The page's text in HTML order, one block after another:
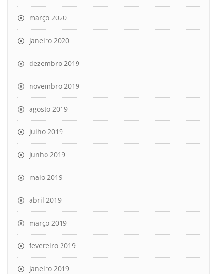
março 2020
janeiro 2020
dezembro 2019
novembro 2019
agosto 2019
julho 2019
junho 2019
maio 2019
abril 2019
março 2019
fevereiro 2019
janeiro 2019